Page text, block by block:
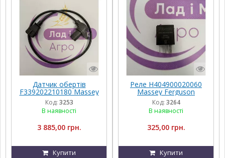
Датчик обертів
F339202210180 Massey
Ferguson
Код: 3253
В наявності
3 885,00 грн.
Купити
Реле H404900020060
Massey Ferguson
Код: 3264
В наявності
325,00 грн.
Купити